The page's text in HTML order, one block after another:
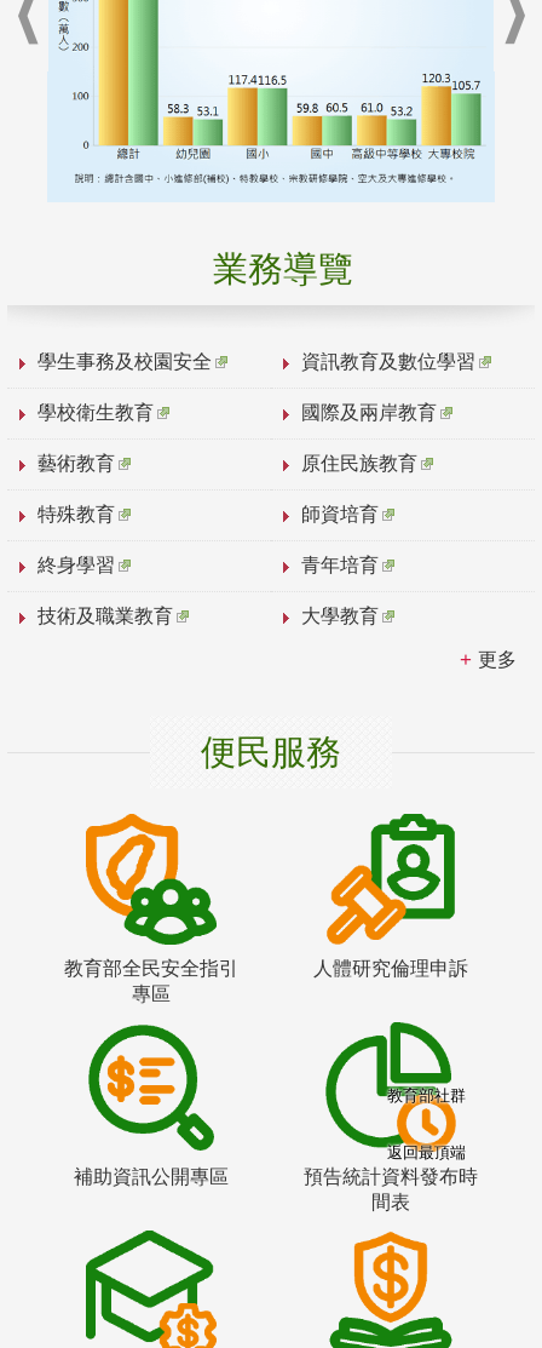
業務導覽
學生事務及校園安全 資訊教育及數位學習
學校衛生教育 國際及兩岸教育
藝術教育 原住民族教育
特殊教育 師資培育
終身學習 青年培育
技術及職業教育 大學教育
更多
便民服務
教育部全民安全指引
專區
人體研究倫理申訴
補助資訊公開專區
預告統計資料發布時
間表
教育部社群
返回最頂端